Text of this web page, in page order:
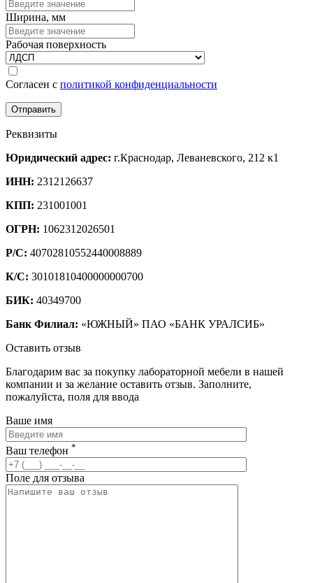
Ширина, мм
Рабочая поверхность
Согласен с политикой конфиденциальности
Реквизиты
Юридический адрес: г.Краснодар, Леваневского, 212 к1
ИНН: 2312126637
КПП: 231001001
ОГРН: 1062312026501
Р/С: 40702810552440008889
К/С: 30101810400000000700
БИК: 40349700
Банк Филиал: «ЮЖНЫЙ» ПАО «БАНК УРАЛСИБ»
Оставить отзыв
Благодарим вас за покупку лабораторной мебели в нашей
компании и за желание оставить отзыв. Заполните,
пожалуйста, поля для ввода
Ваше имя
Ваш телефон *
Поле для отзыва